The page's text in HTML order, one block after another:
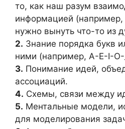
то, как наш разум
информацией (например,
нужно вынуть что-то из
2. Знание порядка букв
ними (например, A-E-I-O-
3. Понимание идей,
ассоциаций.
4. Схемы, связи между
5. Ментальные модели,
для моделирования